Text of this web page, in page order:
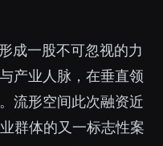
成一股不可忽视的力
产业人脉，在垂直领
流形空间此次融资近
群体的又一标志性案